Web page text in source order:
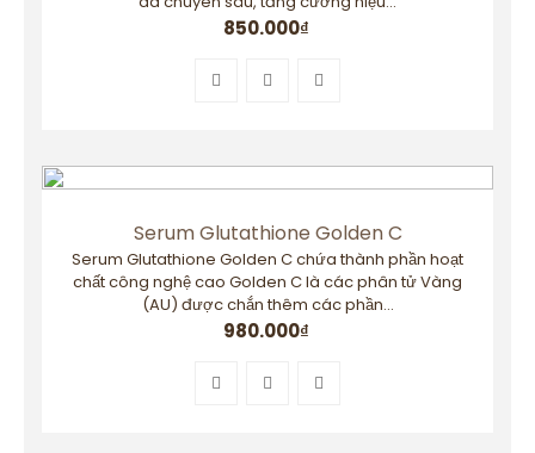
850.000₫
Serum Glutathione Golden C
Serum Glutathione Golden C chứa thành phần hoạt
chất công nghệ cao Golden C là các phân tử Vàng
(AU) được chắn thêm các phần...
980.000₫